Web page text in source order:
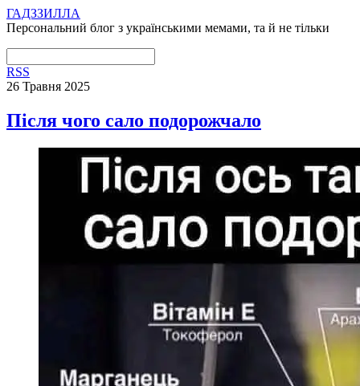
ГАДЗЗИЛЛА
Персональний блог з українськими мемами, та й не тільки
RSS
26 Травня 2025
Після чого сало подорожчало